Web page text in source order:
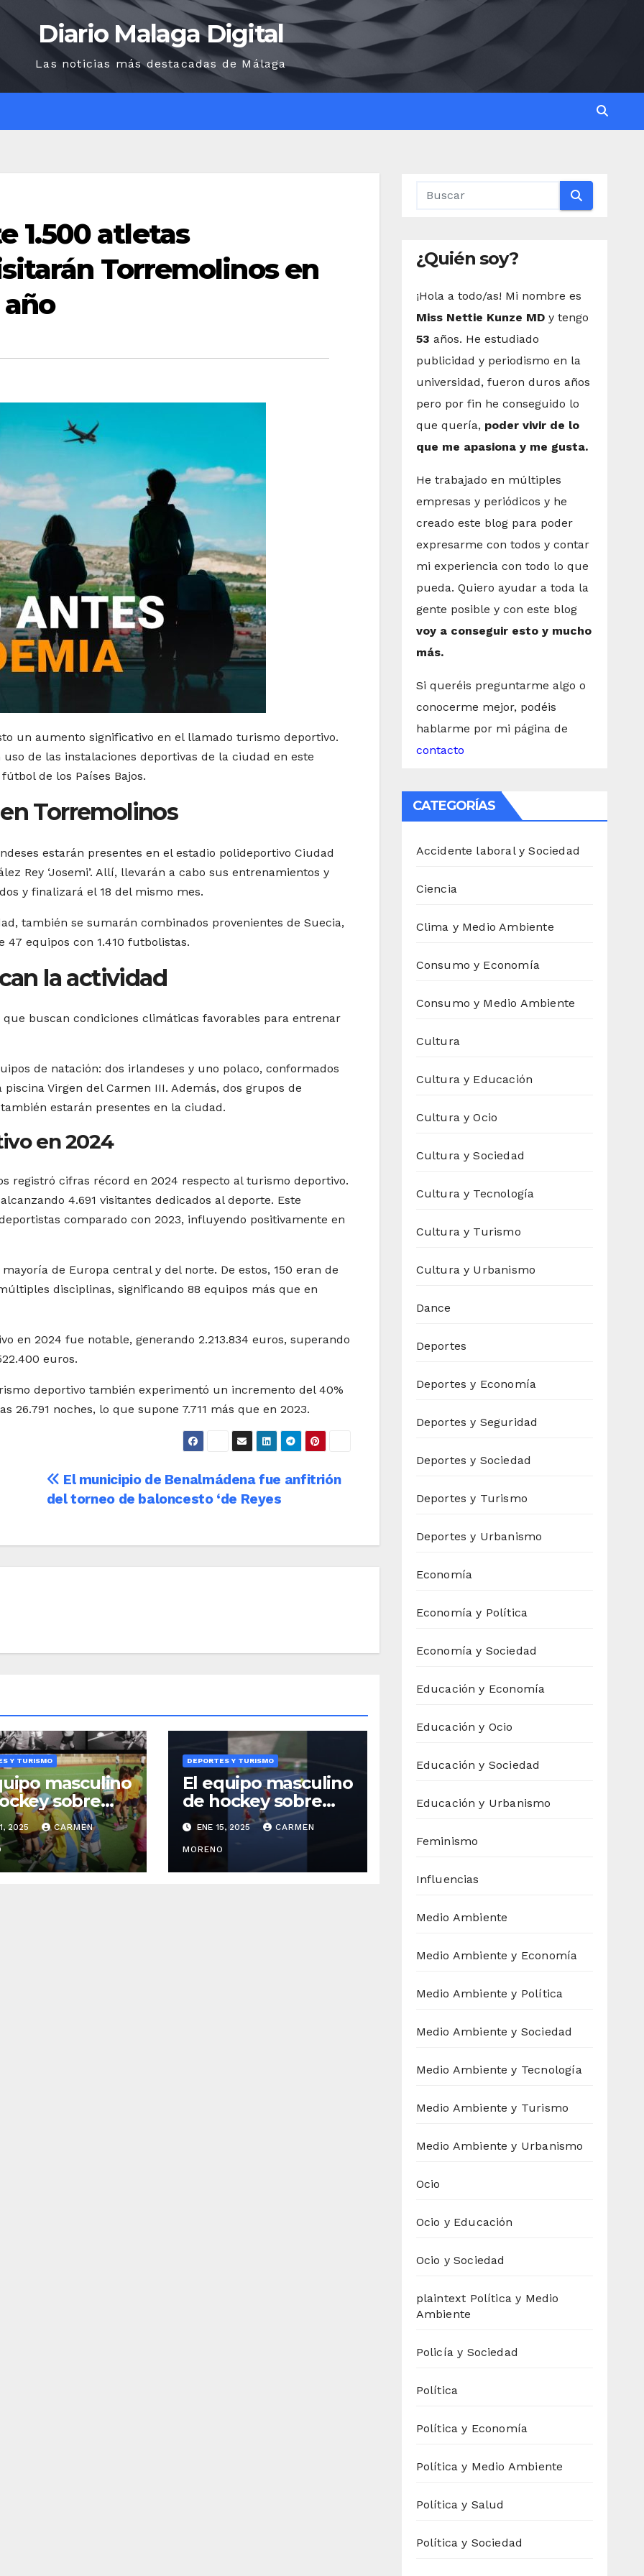
Diario Malaga Digital
Las noticias más destacadas de Málaga
1.500 atletas
Torremolinos en
un aumento significativo en el llamado turismo deportivo.
de las instalaciones deportivas de la ciudad en este
de los Países Bajos.
Torremolinos
estarán presentes en el estadio polideportivo Ciudad
Rey ‘Josemi’. Allí, llevarán a cabo sus entrenamientos y
y finalizará el 18 del mismo mes.
también se sumarán combinados provenientes de Suecia,
equipos con 1.410 futbolistas.
la actividad
buscan condiciones climáticas favorables para entrenar
de natación: dos irlandeses y uno polaco, conformados
Virgen del Carmen III. Además, dos grupos de
estarán presentes en la ciudad.
en 2024
registró cifras récord en 2024 respecto al turismo deportivo.
4.691 visitantes dedicados al deporte. Este
comparado con 2023, influyendo positivamente en
de Europa central y del norte. De estos, 150 eran de
disciplinas, significando 88 equipos más que en
en 2024 fue notable, generando 2.213.834 euros, superando
euros.
deportivo también experimentó un incremento del 40%
26.791 noches, lo que supone 7.711 más que en 2023.
El municipio de Benalmádena fue anfitrión
del torneo de baloncesto ‘de Reyes
Y TURISMO
masculino
sobre
realiza
en
2025 CARMEN
DEPORTES Y TURISMO
El equipo masculino
de hockey sobre
césped se entrena
para la ProLeague
en Benalmádena
ENE 15, 2025 CARMEN
MORENO
¿Quién soy?
¡Hola a todo/as! Mi nombre es
Miss Nettie Kunze MDy tengo
53 años. He estudiado
publicidad y periodismo en la
universidad, fueron duros años
pero por fin he conseguido lo
que quería, poder vivir de lo
que me apasiona y me gusta.
He trabajado en múltiples
empresas y periódicos y he
creado este blog para poder
expresarme con todos y contar
mi experiencia con todo lo que
pueda. Quiero ayudar a toda la
gente posible y con este blog
voy a conseguir esto y mucho
más.
Si queréis preguntarme algo o
conocerme mejor, podéis
hablarme por mi página de
contacto
CATEGORÍAS
Accidente laboral y Sociedad
Ciencia
Clima y Medio Ambiente
Consumo y Economía
Consumo y Medio Ambiente
Cultura
Cultura y Educación
Cultura y Ocio
Cultura y Sociedad
Cultura y Tecnología
Cultura y Turismo
Cultura y Urbanismo
Dance
Deportes
Deportes y Economía
Deportes y Seguridad
Deportes y Sociedad
Deportes y Turismo
Deportes y Urbanismo
Economía
Economía y Política
Economía y Sociedad
Educación y Economía
Educación y Ocio
Educación y Sociedad
Educación y Urbanismo
Feminismo
Influencias
Medio Ambiente
Medio Ambiente y Economía
Medio Ambiente y Política
Medio Ambiente y Sociedad
Medio Ambiente y Tecnología
Medio Ambiente y Turismo
Medio Ambiente y Urbanismo
Ocio
Ocio y Educación
Ocio y Sociedad
plaintext Política y Medio
Ambiente
Policía y Sociedad
Política
Política y Economía
Política y Medio Ambiente
Política y Salud
Política y Sociedad